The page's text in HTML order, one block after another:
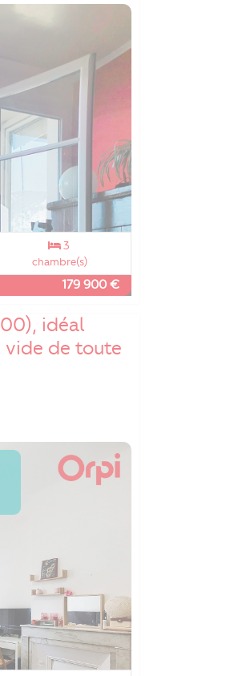
3
chambre(s)
179 900 €
idéal
vide de toute